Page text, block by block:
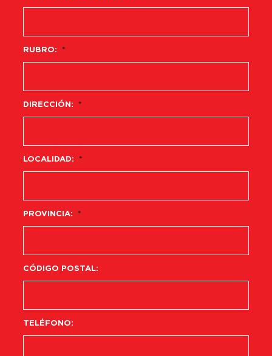
RUBRO: *
DIRECCIÓN: *
LOCALIDAD: *
PROVINCIA: *
CÓDIGO POSTAL:
TELÉFONO: